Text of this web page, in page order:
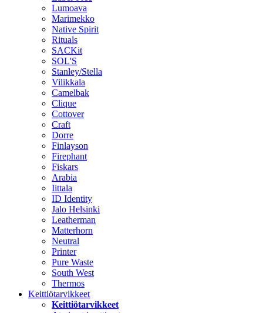
Lumoava
Marimekko
Native Spirit
Rituals
SACKit
SOL'S
Stanley/Stella
Vilikkala
Camelbak
Clique
Cottover
Craft
Dorre
Finlayson
Firephant
Fiskars
Arabia
Iittala
ID Identity
Jalo Helsinki
Leatherman
Matterhorn
Neutral
Printer
Pure Waste
South West
Thermos
Keittiötarvikkeet
Keittiötarvikkeet